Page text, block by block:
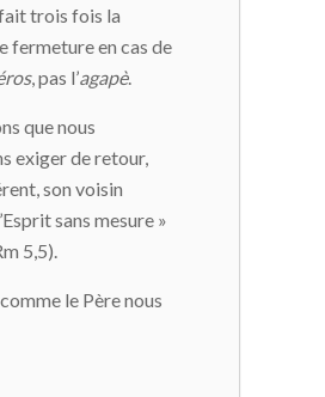
fait trois fois la
fermeture en cas de
, pas l’agapè.
que nous
exiger de retour,
son voisin
sans mesure »
5,5).
le Père nous